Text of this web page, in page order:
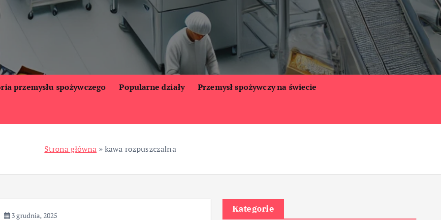
przemysłu spożywczego Popularne działy Przemysł spożywczy na świecie
Strona główna » kawa rozpuszczalna
3 grudnia, 2025
Kategorie